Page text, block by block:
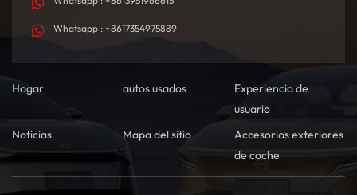
Whatsapp : +8617354975889
Hogar autos usados
Experiencia de
usuario
Noticias
Mapa del sitio
Accesorios exteriores
de coche